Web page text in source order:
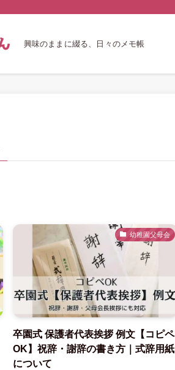
興味のままに綴る、日々のメモ帳
幼稚園父母会
卒園式 保護者代表挨拶 例文【コピペ
OK】祝辞・謝辞の書き方｜式辞用紙
について